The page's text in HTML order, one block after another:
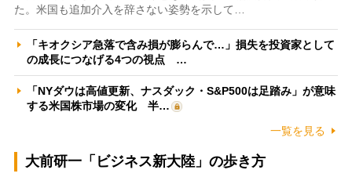
た。米国も追加介入を辞さない姿勢を示して…
「キオクシア急落で含み損が膨らんで…」損失を投資家として
の成長につなげる4つの視点 …
「NYダウは高値更新、ナスダック・S&P500は足踏み」が意味
する米国株市場の変化 半…
一覧を見る
大前研一「ビジネス新大陸」の歩き方